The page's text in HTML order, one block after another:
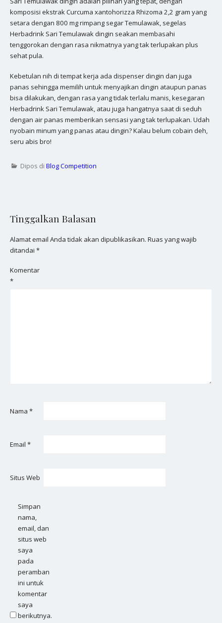
komposisi ekstrak Curcuma xantohorizza Rhizoma 2,2 gram yang
setara dengan 800 mg rimpang segar Temulawak, segelas
Herbadrink Sari Temulawak dingin seakan membasahi
tenggorokan dengan rasa nikmatnya yang tak terlupakan plus
sehat pula.
Kebetulan nih di tempat kerja ada dispenser dingin dan juga
panas sehingga memilih untuk menyajikan dingin ataupun panas
bisa dilakukan, dengan rasa yang tidak terlalu manis, kesegaran
Herbadrink Sari Temulawak, atau juga hangatnya saat di seduh
dengan air panas memberikan sensasi yang tak terlupakan. Udah
nyobain minum yang panas atau dingin? Kalau belum cobain deh,
seru abis bro!
Dipos di Blog Competition
Tinggalkan Balasan
Alamat email Anda tidak akan dipublikasikan. Ruas yang wajib
ditandai *
Komentar
*
Nama *
Email *
Situs Web
Simpan
nama,
email, dan
situs web
saya
pada
peramban
ini untuk
komentar
saya
berikutnya.